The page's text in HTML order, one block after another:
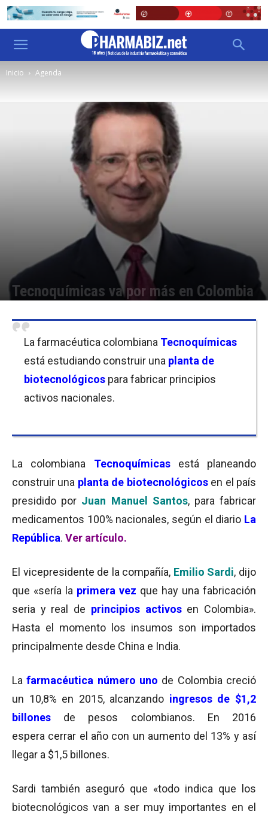
Inicio Agenda
Tecnoquímicas va por más en Colombia
La farmacéutica colombiana Tecnoquímicas
está estudiando construir una planta de
biotecnológicos para fabricar principios
activos nacionales.
La colombiana Tecnoquímicas
está planeando
construir una planta de biotecnológicosen el país
presidido por Juan Manuel Santos, para fabricar
medicamentos 100% nacionales, según el diario La
República. Ver artículo.
El vicepresidente de la compañía, Emilio Sardi, dijo
que «sería la primera vez que hay una fabricación
seria y real de principios activosen Colombia».
Hasta el momento los insumos son importados
principalmente desde China e India.
Lafarmacéutica número uno de Colombia creció
un 10,8% en 2015, alcanzando ingresos de $1,2
billones de pesos colombianos. En 2016
espera cerrar el año con un aumento del 13% y así
llegar a $1,5 billones.
Sardi también aseguró que «todo indica que los
biotecnológicos van a ser muy importantes en el